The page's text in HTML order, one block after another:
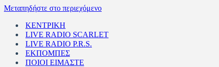
Μεταπηδήστε στο περιεχόμενο
ΚΕΝΤΡΙΚΗ
LIVE RADIO SCARLET
LIVE RADIO P.R.S.
ΕΚΠΟΜΠΕΣ
ΠΟΙΟΙ ΕΙΜΑΣΤΕ